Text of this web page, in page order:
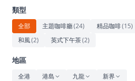
運動
藝術文化
休閒
類型
全部 主題咖啡廳(24) 精品咖啡(15)
和風(2) 英式下午茶(2)
地區
全港 港島 九龍 新界